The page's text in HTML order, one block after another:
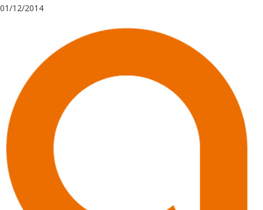
01/12/2014